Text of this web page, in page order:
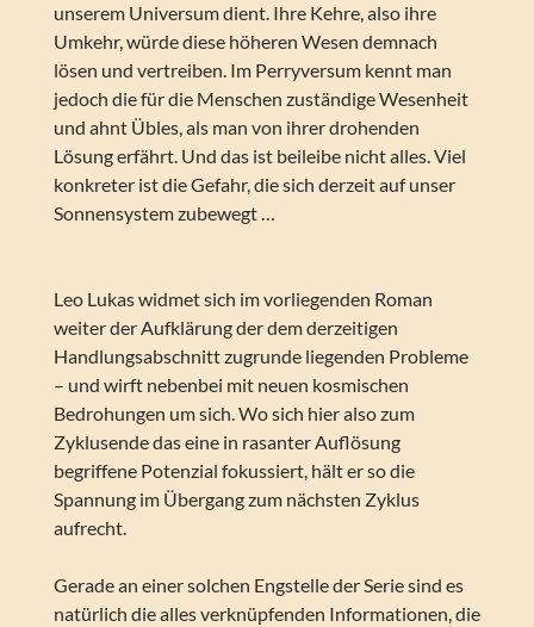
unserem Universum dient. Ihre Kehre, also ihre
Umkehr, würde diese höheren Wesen demnach
lösen und vertreiben. Im Perryversum kennt man
jedoch die für die Menschen zuständige Wesenheit
und ahnt Übles, als man von ihrer drohenden
Lösung erfährt. Und das ist beileibe nicht alles. Viel
konkreter ist die Gefahr, die sich derzeit auf unser
Sonnensystem zubewegt …
Leo Lukas widmet sich im vorliegenden Roman
weiter der Aufklärung der dem derzeitigen
Handlungsabschnitt zugrunde liegenden Probleme
– und wirft nebenbei mit neuen kosmischen
Bedrohungen um sich. Wo sich hier also zum
Zyklusende das eine in rasanter Auflösung
begriffene Potenzial fokussiert, hält er so die
Spannung im Übergang zum nächsten Zyklus
aufrecht.
Gerade an einer solchen Engstelle der Serie sind es
natürlich die alles verknüpfenden Informationen, die